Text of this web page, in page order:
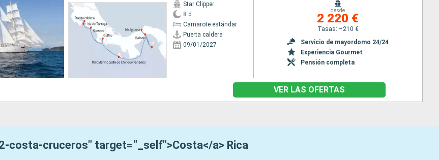
Star Clipper
8 d
Camarote estándar
Puerta caldera
09/01/2027
desde
2 220 €
Tasas: +210 €
Servicio de mayordomo 24/24
Experiencia Gourmet
Pensión completa
VER LAS OFERTAS
costa-cruceros" target="_self">Costa</a> Rica